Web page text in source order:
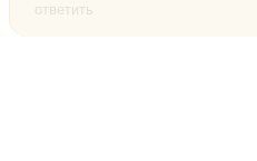
ответить